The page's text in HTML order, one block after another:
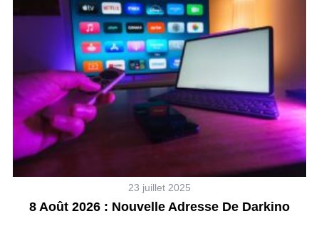
23 juillet 2025
8 Août 2026 : Nouvelle Adresse De Darkino